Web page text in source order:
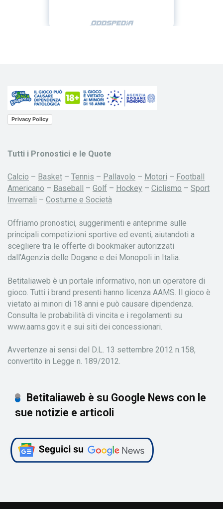
Privacy Policy
Tutti i Pronostici e le Quote
Calcio – Basket – Tennis – Pallavolo – Motori – Football
Americano – Baseball – Golf – Hockey – Ciclismo – Sport
Invernali – Costume e Società
Offriamo pronostici, suggerimenti e anteprime sulle
principali competizioni sportive ed eventi, aiutandoti a
scegliere tra le offerte di bookmaker autorizzati
dall’Agenzia delle Dogane e dei Monopoli in Italia.
Betitaliaweb è un portale informativo, non un operatore di
gioco. Tutti i brand presenti hanno licenza AAMS. Il gioco è
vietato ai minori di 18 anni e può causare dipendenza.
Consulta le probabilità di vincita e i regolamenti su
www.aams.gov.it e sui siti dei concessionari.
Avvertenze ai sensi del D.L. 13 settembre 2012 n.158,
convertito in Legge n. 189/2012.
Betitaliaweb è su Google News con le
sue notizie e articoli